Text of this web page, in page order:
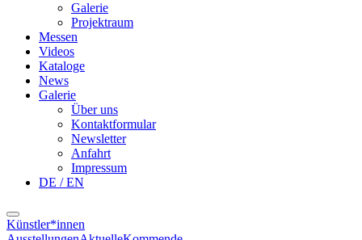
Galerie
Projektraum
Messen
Videos
Kataloge
News
Galerie
Über uns
Kontaktformular
Newsletter
Anfahrt
Impressum
DE / EN
Künstler*innen